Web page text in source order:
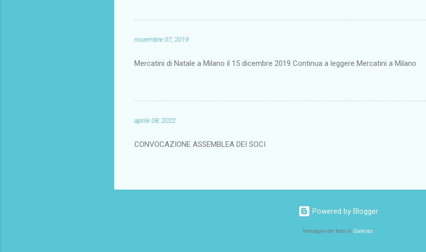
novembre 07, 2019
Mercatini di Natale a Milano il 15 dicembre 2019 Continua a leggere Mercatini a Milano
aprile 08, 2022
CONVOCAZIONE ASSEMBLEA DEI SOCI
Powered by Blogger
Immagini dei temi di Galeries